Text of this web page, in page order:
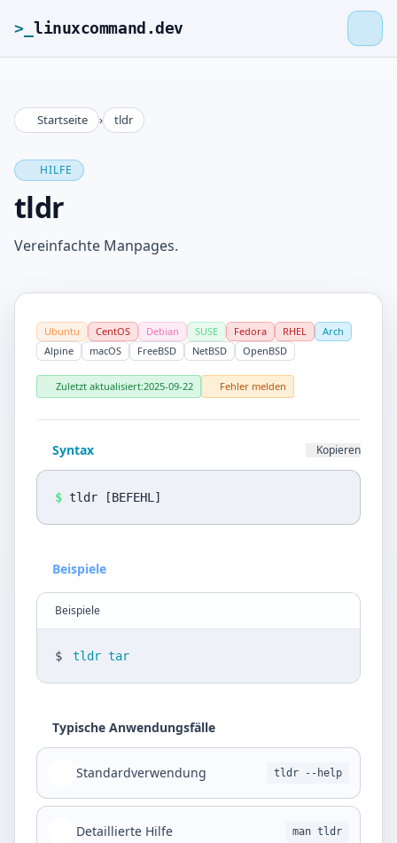
>_ linuxcommand.dev
>_linuxcommand.dev
Roadmap
Kontakt
Impressum
Datenschutz
Sprache
Design
Startseite › tldr
HILFE
tldr
Vereinfachte Manpages.
Ubuntu CentOS Debian SUSE Fedora RHEL
Arch
Alpine
macOS FreeBSD NetBSD OpenBSD
Zuletzt aktualisiert:2025-09-22 Fehler melden
Syntax Kopieren
$ tldr [BEFEHL]
Beispiele
Beispiele
$ tldr tar
Typische Anwendungsfälle
Standardverwendung tldr --help
Detaillierte Hilfe man tldr